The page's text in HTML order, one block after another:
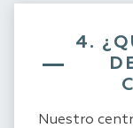
4.
Nuestro